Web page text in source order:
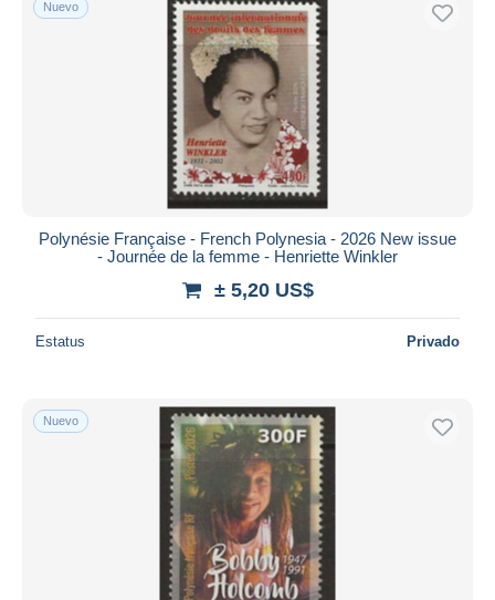
Sólo con descuento
Métodos de pago
PayPal
Transferencia bancaria
Mastercard
iDeal
Deseleccionar todo
Aplicar
Nuevo
Polynésie Française - French Polynesia - 2026 New issue
- Journée de la femme - Henriette Winkler
± 5,20 US$
Estatus Privado
Nuevo